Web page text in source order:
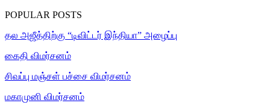
POPULAR POSTS
தல அஜீத்திற்கு “டிவிட்டர் இந்தியா” அழைப்பு
கைதி விமர்சனம்
சிவப்பு மஞ்சள் பச்சை விமர்சனம்
மகாமுனி விமர்சனம்